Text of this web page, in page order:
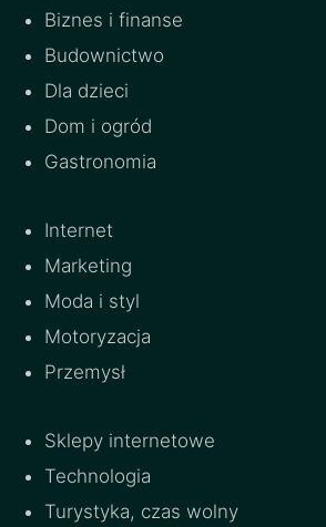
Biznes i finanse
Budownictwo
Dla dzieci
Dom i ogród
Gastronomia
Internet
Marketing
Moda i styl
Motoryzacja
Przemysł
Sklepy internetowe
Technologia
Turystyka, czas wolny